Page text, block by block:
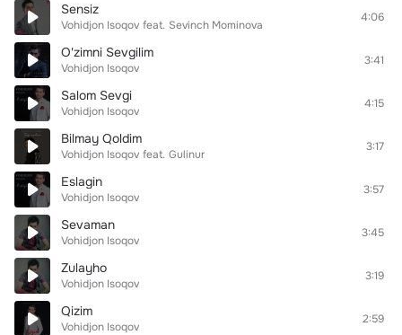
Sensiz
Vohidjon Isoqov feat. Sevinch Mominova
4:06
O'zimni Sevgilim
Vohidjon Isoqov
3:41
Salom Sevgi
Vohidjon Isoqov
4:15
Bilmay Qoldim
Vohidjon Isoqov feat. Gulinur
3:17
Eslagin
Vohidjon Isoqov
3:57
Sevaman
Vohidjon Isoqov
3:45
Zulayho
Vohidjon Isoqov
3:19
Qizim
Vohidjon Isoqov
2:59